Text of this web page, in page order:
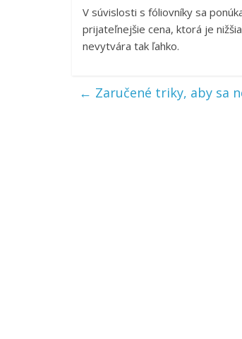
V súvislosti s fóliovníky sa
prijateľnejšie cena, ktorá je
nevytvára tak ľahko.
← Zaručené triky, aby sa